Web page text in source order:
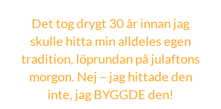
Det tog drygt 30 år innan jag
skulle hitta min alldeles egen
tradition, löprundan på julaftons
morgon. Nej – jag hittade den
inte, jag BYGGDE den!